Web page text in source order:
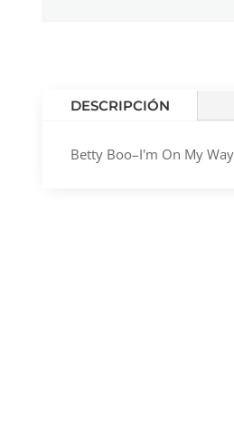
DESCRIPCIÓN
Betty Boo–I'm On My